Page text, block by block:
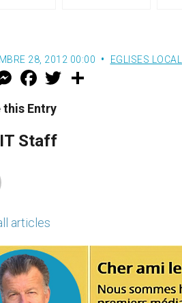
28, 2012 00:00 EGLISES
M
e
s
e
g
e
F
a
e
b
o
k
w
this Entry
Staff
articles